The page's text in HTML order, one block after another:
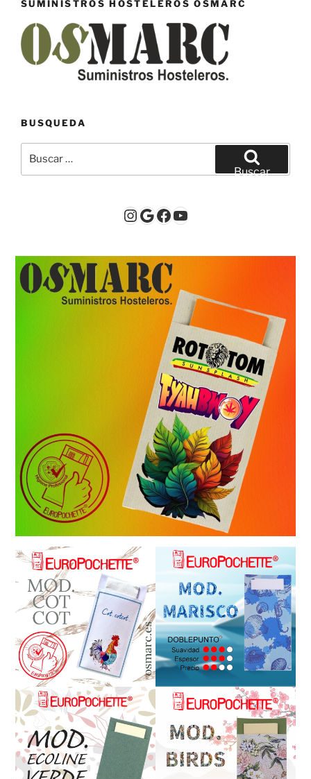
SUMINISTROS HOSTELEROS OSMARC
BUSQUEDA
por:
Buscar
Instagram
Google
Facebook
YouTube